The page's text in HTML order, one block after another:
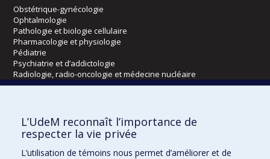
Obstétrique-gynécologie
Ophtalmologie
Pathologie et biologie cellulaire
Pharmacologie et physiologie
Pédiatrie
Psychiatrie et d’addictologie
Radiologie, radio-oncologie et médecine nucléaire
Écoles
Kinésiologie et des sciences de l’activité physique
Orthophonie et audiologie
Réadaptation
L’UdeM reconnaît l’importance de
respecter la vie privée
L’utilisation de témoins nous permet d’améliorer et de